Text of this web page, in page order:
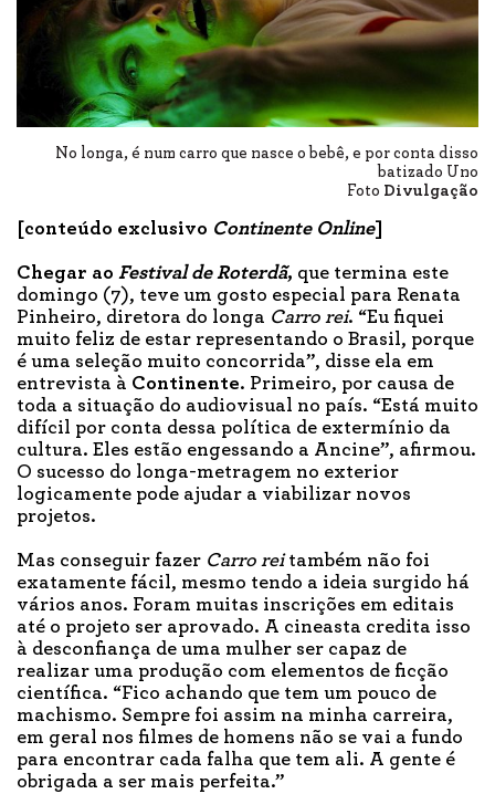
No longa, é num carro que nasce o bebê, e por conta disso
batizado Uno
Foto Divulgação
[conteúdo exclusivo Continente Online]
Chegar ao Festival de Roterdã, que termina este
domingo (7), teve um gosto especial para Renata
Pinheiro, diretora do longa Carro rei. “Eu fiquei
muito feliz de estar representando o Brasil, porque
é uma seleção muito concorrida”, disse ela em
entrevista à Continente. Primeiro, por causa de
toda a situação do audiovisual no país. “Está muito
difícil por conta dessa política de extermínio da
cultura. Eles estão engessando a Ancine”, afirmou.
O sucesso do longa-metragem no exterior
logicamente pode ajudar a viabilizar novos
projetos.
Mas conseguir fazer Carro reitambém não foi
exatamente fácil, mesmo tendo a ideia surgido há
vários anos. Foram muitas inscrições em editais
até o projeto ser aprovado. A cineasta credita isso
à desconfiança de uma mulher ser capaz de
realizar uma produção com elementos de ficção
científica. “Fico achando que tem um pouco de
machismo. Sempre foi assim na minha carreira,
em geral nos filmes de homens não se vai a fundo
para encontrar cada falha que tem ali. A gente é
obrigada a ser mais perfeita.”